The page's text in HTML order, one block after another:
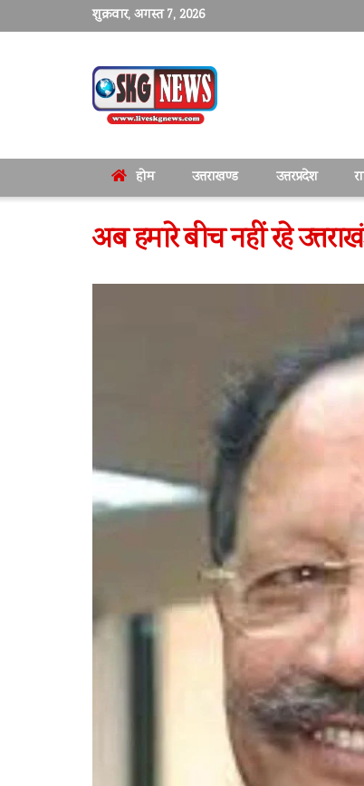
शुक्रवार, अगस्त 7, 2026
होम उत्तराखण्ड उत्तरप्रदेश
अब हमारे बीच नहीं रहे